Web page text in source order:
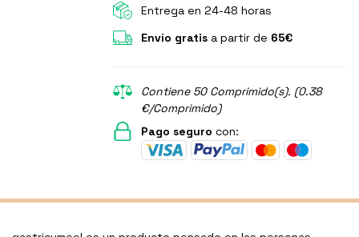
Entrega en 24-48 horas
Envío gratis a partir de 65€
Contiene 50 Comprimido(s). (0.38
€/Comprimido)
Pago seguro con: